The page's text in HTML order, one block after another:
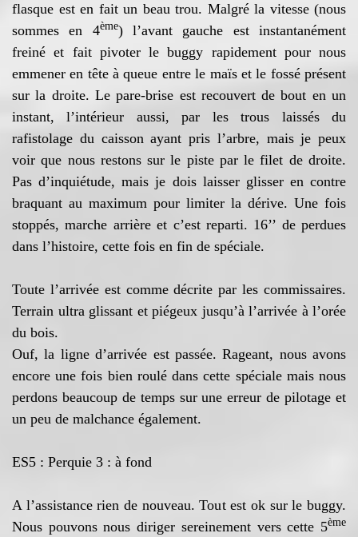
flasque est en fait un beau trou. Malgré la vitesse (nous
sommes en 4ème) l’avant gauche est instantanément
freiné et fait pivoter le buggy rapidement pour nous
emmener en tête à queue entre le maïs et le fossé présent
sur la droite. Le pare-brise est recouvert de bout en un
instant, l’intérieur aussi, par les trous laissés du
rafistolage du caisson ayant pris l’arbre, mais je peux
voir que nous restons sur le piste par le filet de droite.
Pas d’inquiétude, mais je dois laisser glisser en contre
braquant au maximum pour limiter la dérive. Une fois
stoppés, marche arrière et c’est reparti. 16’’ de perdues
dans l’histoire, cette fois en fin de spéciale.
Toute l’arrivée est comme décrite par les commissaires.
Terrain ultra glissant et piégeux jusqu’à l’arrivée à l’orée
du bois.
Ouf, la ligne d’arrivée est passée. Rageant, nous avons
encore une fois bien roulé dans cette spéciale mais nous
perdons beaucoup de temps sur une erreur de pilotage et
un peu de malchance également.
ES5 : Perquie 3 : à fond
A l’assistance rien de nouveau. Tout est ok sur le buggy.
Nous pouvons nous diriger sereinement vers cette 5ème